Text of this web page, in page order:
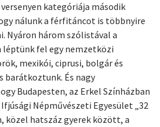
kategóriája második
nálunk a férfitáncot is többnyire
Nyáron három szólistával a
léptünk fel egy nemzetközi
mexikói, ciprusi, bolgár és
barátkoztunk. És nagy
Budapesten, az Erkel Színházban
Népművészeti Egyesület „32
közel hatszáz gyerek között, a